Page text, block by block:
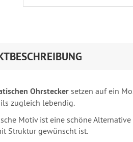
Ohrsteckersetzen auf ein
zugleich lebendig.
Motiv ist eine schöne
Struktur gewünscht ist.